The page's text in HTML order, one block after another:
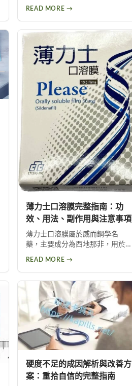
士長效保養的適用情境，以及每
日服用犀利士5mg的保養建議，協
助您做出最佳判斷。
READ MORE →
薄力士口溶膜完整指南：功
效、用法、副作用與注意事項
薄力士口溶膜屬於威而鋼學名
藥，主要成分為西地那非，用於
功效、適應症、用藥劑量、副作
用及注意事項，助你安全用藥。
READ MORE →
硬度不足的成因解析與改善方
案：重拾自信的完整指南